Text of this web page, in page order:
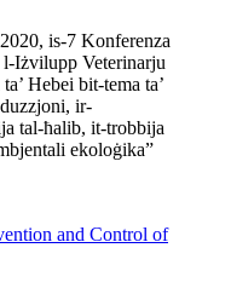
is-7 Konferenza
Iżvilupp Veterinarju
Hebei bit-tema ta’
ir-
tal-ħalib, it-trobbija
ekoloġika”